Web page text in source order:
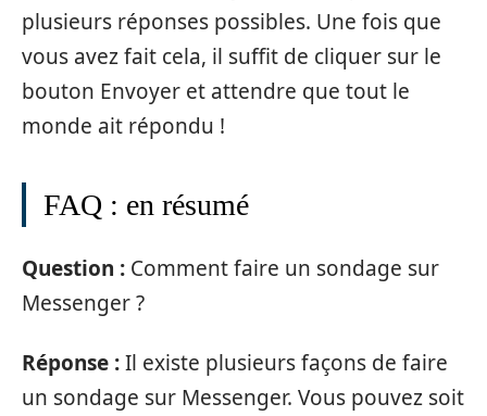
plusieurs réponses possibles. Une fois que
vous avez fait cela, il suffit de cliquer sur le
bouton Envoyer et attendre que tout le
monde ait répondu !
FAQ : en résumé
Question : Comment faire un sondage sur
Messenger ?
Réponse :Il existe plusieurs façons de faire
un sondage sur Messenger. Vous pouvez soit